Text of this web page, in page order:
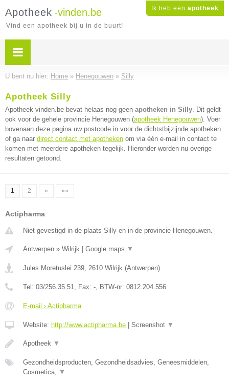
Ik heb een apotheek
Apotheek -vinden.be
Vind een apotheek bij u in de buurt!
U bent nu hier: Home » Henegouwen » Silly
Apotheek Silly
Apotheek-vinden.be bevat helaas nog geen apotheken in Silly. Dit geldt
ook voor de gehele provincie Henegouwen (apotheek Henegouwen). Voer
bovenaan deze pagina uw postcode in voor de dichtstbijzijnde apotheken
of ga naar direct contact met apotheken om via één e-mail in contact te
komen met meerdere apotheken tegelijk. Hieronder worden nu overige
resultaten getoond.
1 2 » »»
Actipharma
Niet gevestigd in de plaats Silly en in de provincie Henegouwen.
Antwerpen » Wilrijk Google maps ▼
Jules Moretuslei 239, 2610 Wilrijk (Antwerpen)
Tel: 03/256.35.51, Fax: -, BTW-nr: 0812.204.556
E-mail › Actipharma
Website: http://www.actipharma.be Screenshot ▼
Apotheek ▼
Gezondheidsproducten, Gezondheidsadvies, Geneesmiddelen,
Cosmetica, ▼